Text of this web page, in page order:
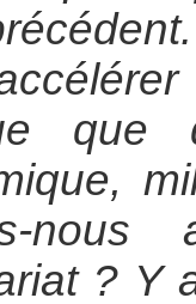
que
? Y